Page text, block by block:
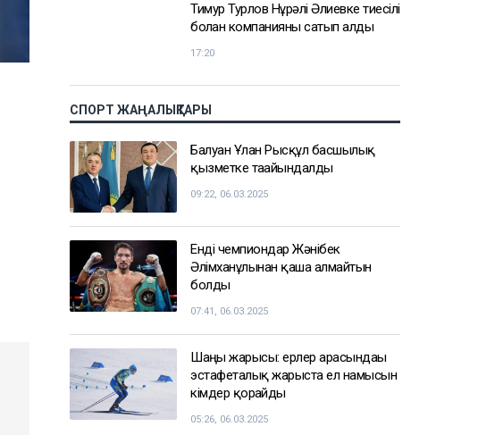
Тимур Турлов Нұрәлі Әлиевке тиесілі
болған компанияны сатып алды
17:20
СПОРТ ЖАҢАЛЫҚТАРЫ
Балуан Ұлан Рысқұл басшылық
қызметке тағайындалды
09:22, 06.03.2025
Енді чемпиондар Жәнібек
Әлімханұлынан қаша алмайтын
болды
07:41, 06.03.2025
Шаңғы жарысы: ерлер арасындағы
эстафеталық жарыста ел намысын
кімдер қорғайды
05:26, 06.03.2025